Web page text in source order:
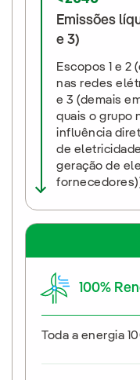
Emissões
e 3)
Escopos 1 e 2
nas redes
e 3 (demais
quais o grupo
influência
de
geração de
100%
Toda a energia